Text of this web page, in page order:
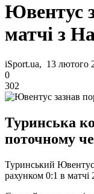
Ювентус
матчі з
iSport.ua, 13 лютого
0
302
Туринська
поточному
Туринський Ювентус
рахунком 0:1 в матчі